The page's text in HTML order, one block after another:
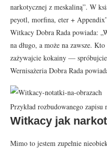
narkotycznej z meskaliną”. W
peyotl, morfina, eter +
Witkacy Dobra Rada powiada:
na długo, a może na zawsze.
zażywajcie kokainy —
Wernisażeria Dobra Rada
Przykład rozbudowanego
Witkacy jak
Mimo to jestem zupełnie